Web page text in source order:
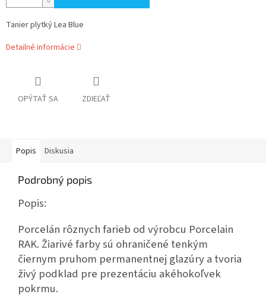
Tanier plytký Lea Blue
Detailné informácie
OPÝTAŤ SA ZDIEĽAŤ
Popis Diskusia
Podrobný popis
Popis:
Porcelán rôznych farieb od výrobcu Porcelain
RAK. Žiarivé farby sú ohraničené tenkým
čiernym pruhom permanentnej glazúry a tvoria
živý podklad pre prezentáciu akéhokoľvek
pokrmu.